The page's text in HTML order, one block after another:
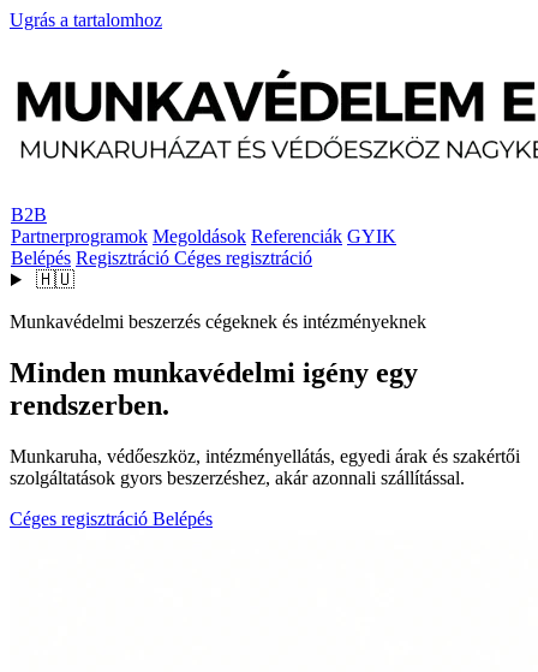
Ugrás a tartalomhoz
B2B
Partnerprogramok Megoldások Referenciák GYIK
Belépés Regisztráció Céges regisztráció
🇭🇺
Munkavédelmi beszerzés cégeknek és intézményeknek
Minden munkavédelmi igény egy
rendszerben.
Munkaruha, védőeszköz, intézményellátás, egyedi árak és szakértői
szolgáltatások gyors beszerzéshez, akár azonnali szállítással.
Céges regisztráció Belépés